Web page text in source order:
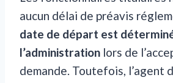
aucun délai de préavis
date de départ est
l’administration lors de
demande. Toutefois, l’agent